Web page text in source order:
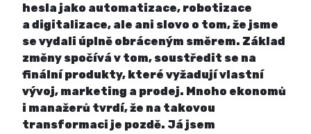
hesla jako automatizace, robotizace
a digitalizace, ale ani slovo o tom, že jsme
se vydali úplně obráceným směrem. Základ
změny spočívá v tom, soustředit se na
finální produkty, které vyžadují vlastní
vývoj, marketing a prodej. Mnoho ekonomů
i manažerů tvrdí, že na takovou
transformaci je pozdě. Já jsem